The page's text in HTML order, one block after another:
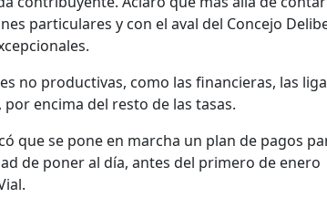
particulares y con el aval del Concejo
no productivas, como las financieras, las
encima del resto de las tasas.
que se pone en marcha un plan de pagos
de poner al día, antes del primero de enero